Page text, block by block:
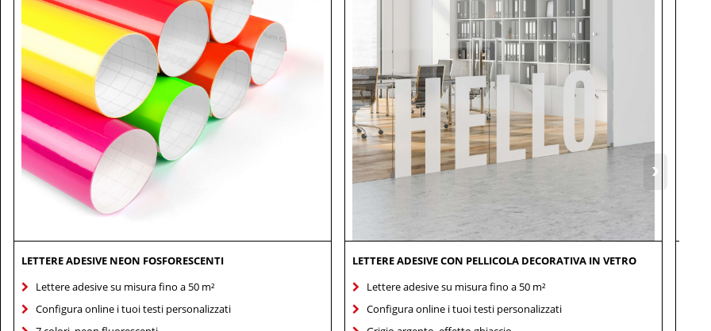
›
LETTERE ADESIVE NEON FOSFORESCENTI
Lettere adesive su misura fino a 50 m²
Configura online i tuoi testi personalizzati
LETTERE ADESIVE CON PELLICOLA DECORATIVA IN VETRO
Lettere adesive su misura fino a 50 m²
Configura online i tuoi testi personalizzati